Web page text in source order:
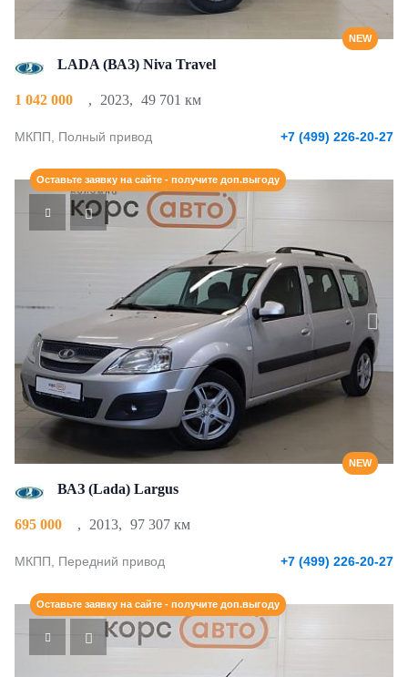
NEW
LADA (ВАЗ) Niva Travel
1 042 000 , 2023, 49 701 км
МКПП, Полный привод +7 (499) 226-20-27
NEW
Оставьте заявку на сайте - получите доп.выгоду
ВАЗ (Lada) Largus
695 000 , 2013, 97 307 км
МКПП, Передний привод +7 (499) 226-20-27
Оставьте заявку на сайте - получите доп.выгоду